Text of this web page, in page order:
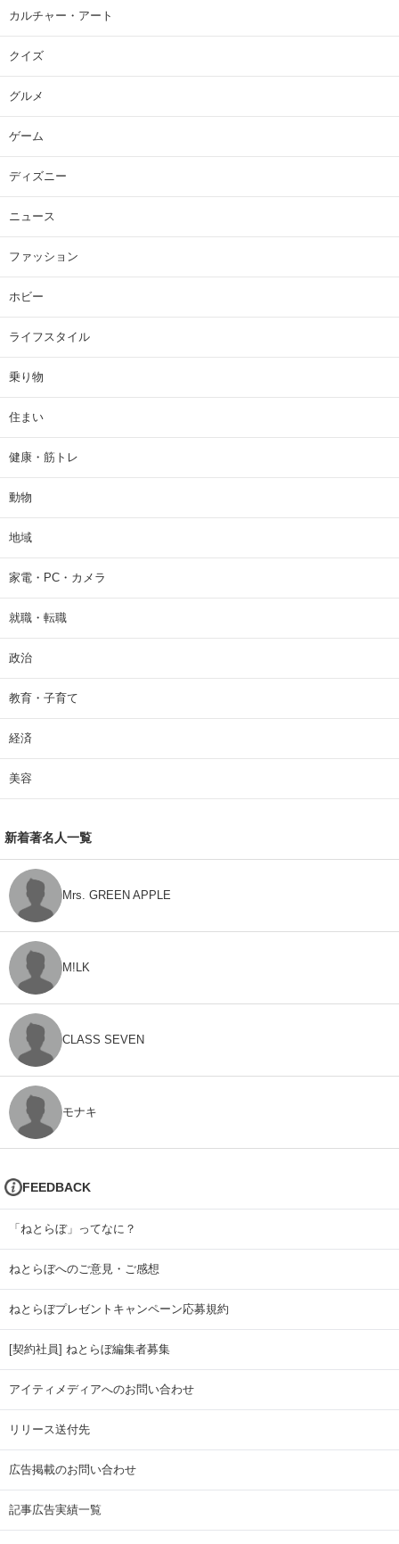
カルチャー・アート
クイズ
グルメ
ゲーム
ディズニー
ニュース
ファッション
ホビー
ライフスタイル
乗り物
住まい
健康・筋トレ
動物
地域
家電・PC・カメラ
就職・転職
政治
教育・子育て
経済
美容
新着著名人一覧
Mrs. GREEN APPLE
M!LK
CLASS SEVEN
モナキ
FEEDBACK
「ねとらぼ」ってなに？
ねとらぼへのご意見・ご感想
ねとらぼプレゼントキャンペーン応募規約
[契約社員] ねとらぼ編集者募集
アイティメディアへのお問い合わせ
リリース送付先
広告掲載のお問い合わせ
記事広告実績一覧